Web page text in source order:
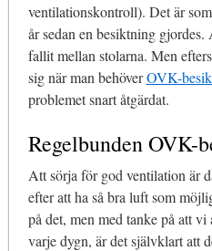
ventilationskontroll). Det är
år sedan en besiktning
fallit mellan stolarna. Men
sig när man behöverOVK-
problemet snart åtgärdat.
Regelbunden OVK-
Att sörja för god ventilation är
efter att ha så bra luft som
på det, men med tanke på att
varje dygn, är det självklart att